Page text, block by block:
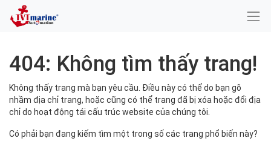
404: Không tìm thấy trang!
Không thấy trang mà bạn yêu cầu. Điều này có thể do bạn gõ
nhầm địa chỉ trang, hoặc cũng có thể trang đã bị xóa hoặc đổi địa
chỉ do hoạt động tái cấu trúc website của chúng tôi.
Có phải bạn đang kiếm tìm một trong số các trang phổ biến này?